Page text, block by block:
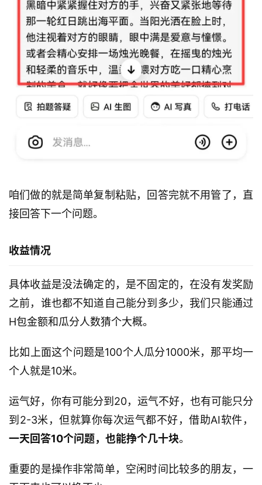
咱们做的就是简单复制粘贴，回答完就不用管了，直
接回答下一个问题。
收益情况
具体收益是没法确定的，是不固定的，在没有发奖励
之前，谁也都不知道自己能分到多少，我们只能通过
H包金额和瓜分人数猜个大概。
比如上面这个问题是100个人瓜分1000米，那平均一
个人就是10米。
运气好，你有可能分到20，运气不好，也有可能只分
到2-3米，但就算你每次运气都不好，借助AI软件，
一天回答10个问题，也能挣个几十块。
重要的是操作非常简单，空闲时间比较多的朋友，一